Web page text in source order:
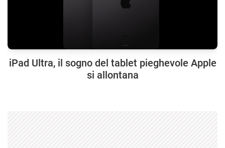
iPad Ultra, il sogno del tablet pieghevole Apple
si allontana